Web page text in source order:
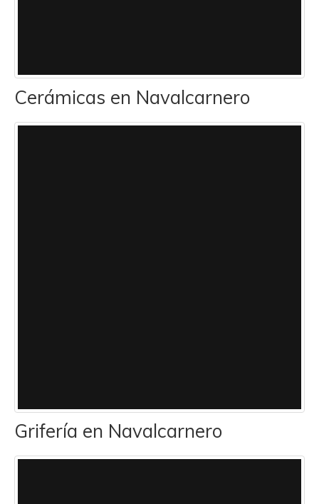
Cerámicas en Navalcarnero
Grifería en Navalcarnero